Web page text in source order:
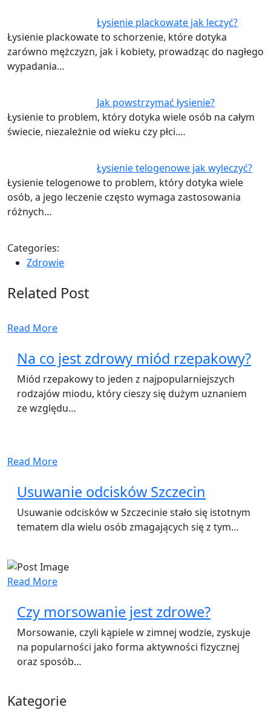
Łysienie plackowate jak leczyć?
Łysienie plackowate to schorzenie, które dotyka
zarówno mężczyzn, jak i kobiety, prowadząc do nagłego
wypadania…
Jak powstrzymać łysienie?
Łysienie to problem, który dotyka wiele osób na całym
świecie, niezależnie od wieku czy płci.…
Łysienie telogenowe jak wyleczyć?
Łysienie telogenowe to problem, który dotyka wiele
osób, a jego leczenie często wymaga zastosowania
różnych…
Categories:
Zdrowie
Related Post
Read More
Na co jest zdrowy miód rzepakowy?
Miód rzepakowy to jeden z najpopularniejszych
rodzajów miodu, który cieszy się dużym uznaniem
ze względu…
Read More
Usuwanie odcisków Szczecin
Usuwanie odcisków w Szczecinie stało się istotnym
tematem dla wielu osób zmagających się z tym…
Read More
Czy morsowanie jest zdrowe?
Morsowanie, czyli kąpiele w zimnej wodzie, zyskuje
na popularności jako forma aktywności fizycznej
oraz sposób…
Kategorie